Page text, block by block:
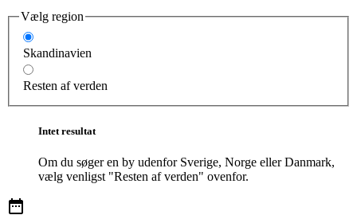
Vælg region
Skandinavien
Resten af verden
Intet resultat
Om du søger en by udenfor Sverige, Norge eller Danmark,
vælg venligst "Resten af verden" ovenfor.